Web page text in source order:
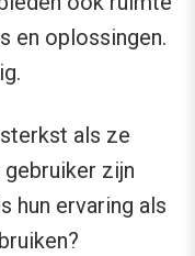
en oplossingen.
als ze
zijn
hun ervaring als